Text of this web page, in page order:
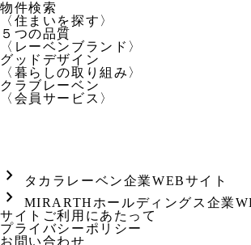
物件検索
〈住まいを探す〉
５つの品質
〈レーベンブランド〉
グッドデザイン
〈暮らしの取り組み〉
クラブレーベン
〈会員サービス〉
chevron_right タカラレーベン企業WEBサイト
chevron_right
MIRARTHホールディングス企業
サイトご利用にあたって
プライバシーポリシー
お問い合わせ